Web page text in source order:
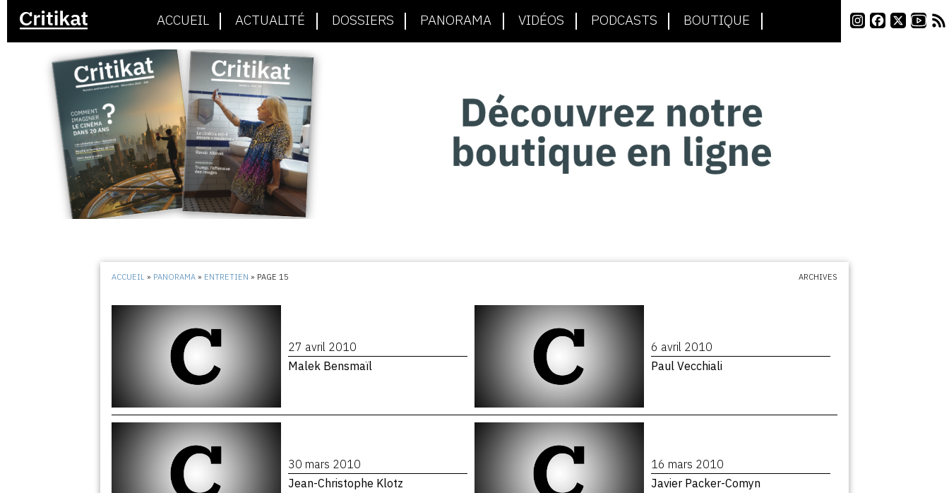
ACCUEIL ACTUALITÉ DOSSIERS PANORAMA VIDÉOS PODCASTS BOUTIQUE
ACCUEIL » PANORAMA » ENTRETIEN » PAGE 15 ARCHIVES
27 avril 2010
Malek Bensmaïl
6 avril 2010
Paul Vecchiali
30 mars 2010
Jean-Christophe Klotz
16 mars 2010
Javier Packer-Comyn